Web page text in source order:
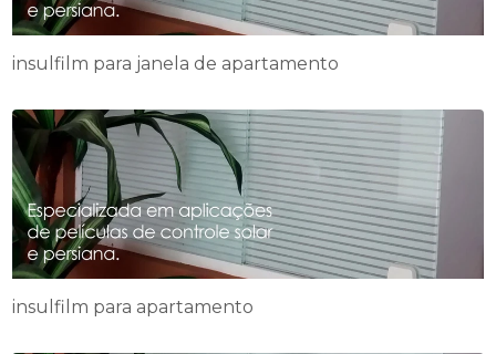
insulfilm para janela de apartamento
insulfilm para apartamento